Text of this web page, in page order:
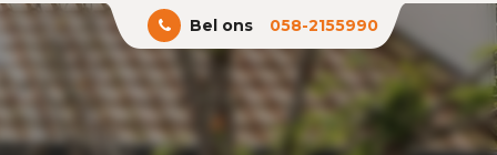
Bel ons 058-2155990